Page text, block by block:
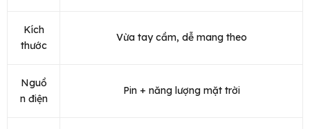
Kích
thước
Vừa tay cầm, dễ mang theo
Nguồ
n điện
Pin + năng lượng mặt trời